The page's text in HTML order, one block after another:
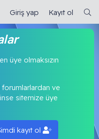
Giriş yap Kayıt ol
üye olmaksızın
ve
sitemize üye
kayıt ol